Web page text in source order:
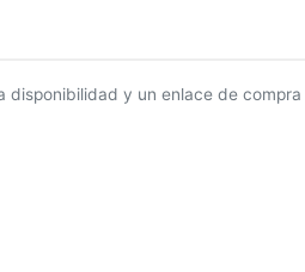
disponibilidad y un enlace de